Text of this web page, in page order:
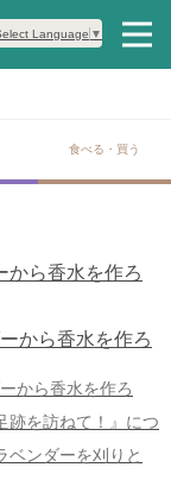
Language ▼
食べる・買う
から香水を作ろ
から香水を作ろ
から香水を作ろ
跡を訪ねて！』につ
ベンダーを刈りと